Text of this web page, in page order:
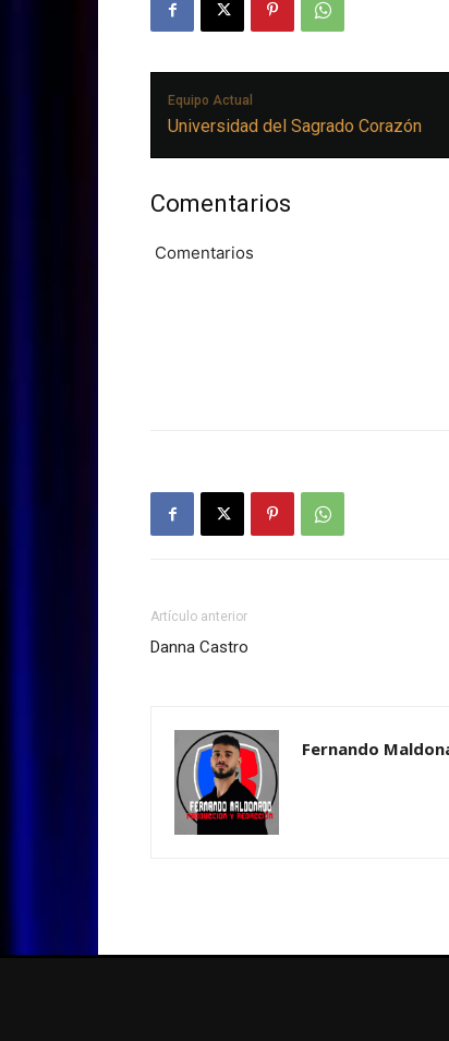
Equipo Actual
Universidad del Sagrado Corazón
Comentarios
Comentarios
Artículo anterior
Danna Castro
Fernando